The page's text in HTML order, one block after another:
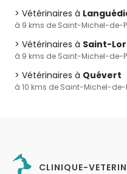
Vétérinaires à
à 9 kms de Saint-Michel-de-
Vétérinaires à Saint-
à 9 kms de Saint-Michel-de-
Vétérinaires à Quévert
à 10 kms de Saint-Michel-de-
CLINIQUE-